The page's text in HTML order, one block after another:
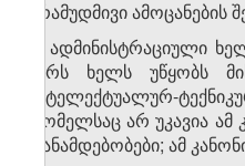
არამუდმივი
ზ) ადმინისტრაციული
პირს ხელს უწყობს
ინტელექტუალურ-
რომელსაც არ უკავია
თანამდებობები; ამ